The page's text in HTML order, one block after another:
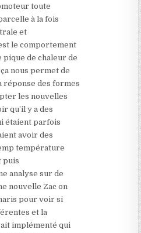
toute
à la fois
et
le comportement
pique de chaleur de
nous permet de
réponse des formes
les nouvelles
qu’il y a des
étaient parfois
avoir des
température
puis
analyse sur de
nouvelle Zac on
pour voir si
et la
implémenté qui